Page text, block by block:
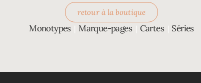
retour à la boutique
Monotypes|Marque-pages| Cartes| Séries